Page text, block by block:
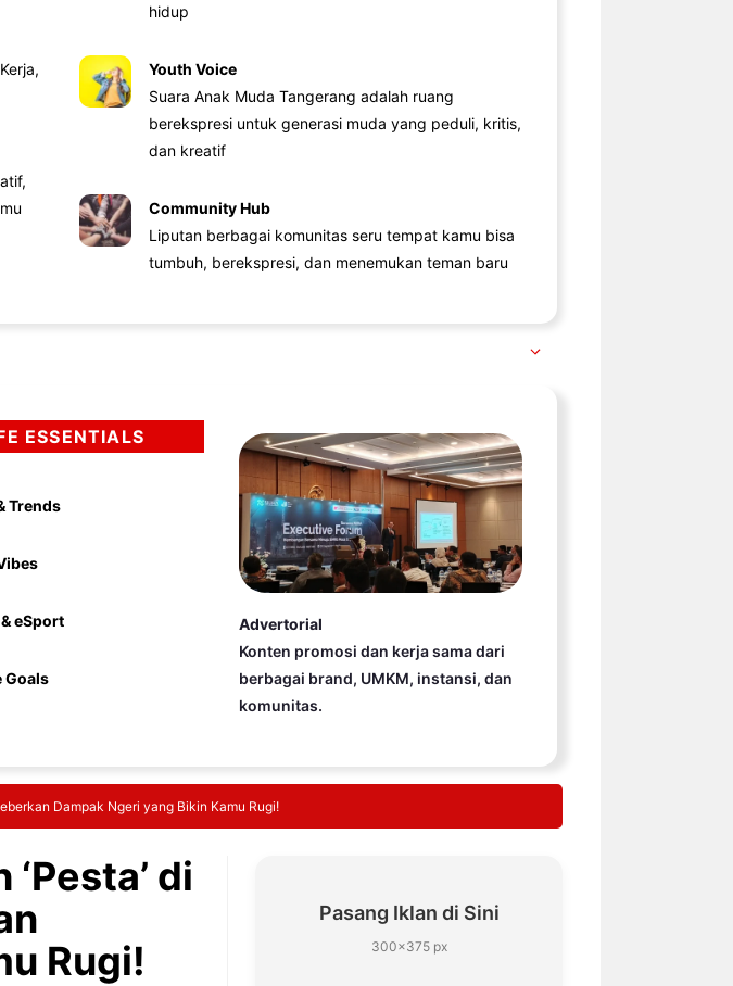
hidup
Youth Voice
Suara Anak Muda Tangerang adalah ruang
berekspresi untuk generasi muda yang peduli, kritis,
dan kreatif
Community Hub
Liputan berbagai komunitas seru tempat kamu bisa
tumbuh, berekspresi, dan menemukan teman baru
ESSENTIALS
Trends
eSport
Goals
Advertorial
Konten promosi dan kerja sama dari
berbagai brand, UMKM, instansi, dan
komunitas.
Dampak Ngeri yang Bikin Kamu Rugi!
di
Rugi!
Pasang Iklan di Sini
300×375 px